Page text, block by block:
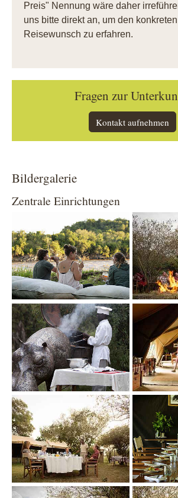
Preis" Nennung wäre daher
uns bitte direkt an, um den
Reisewunsch zu erfahren.
Fragen zur
Kontakt aufnehmen
Bildergalerie
Zentrale Einrichtungen
Show larger version Show
Show larger version Show
Show larger version Show
Show larger version Show